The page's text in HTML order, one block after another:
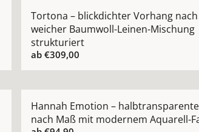
Tortona – blickdichter Vorhang
weicher Baumwoll-Leinen-Mischung
strukturiert
ab€309,00
Hannah Emotion –
nach Maß mit modernem Aquarell-